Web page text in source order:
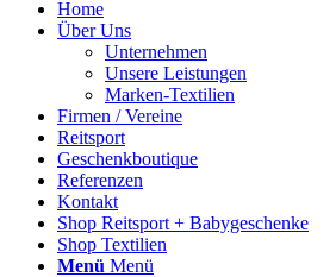
Home
Über Uns
Unternehmen
Unsere Leistungen
Marken-Textilien
Firmen / Vereine
Reitsport
Geschenkboutique
Referenzen
Kontakt
Shop Reitsport + Babygeschenke
Shop Textilien
Menü Menü